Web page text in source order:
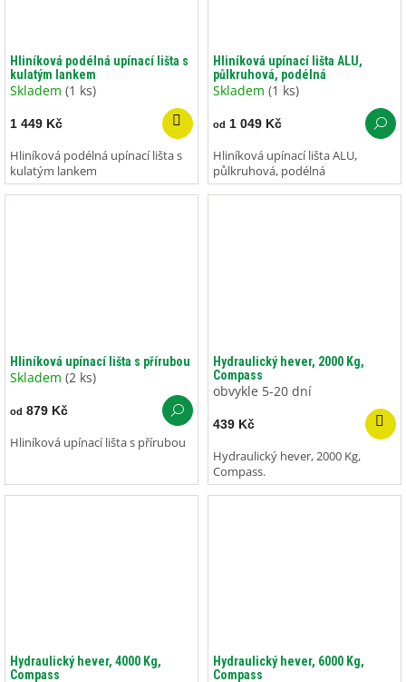
Hliníková podélná upínací lišta s
kulatým lankem
Skladem (1 ks)
1 449 Kč
Hliníková podélná upínací lišta s
kulatým lankem
Hliníková upínací lišta ALU,
půlkruhová, podélná
Skladem (1 ks)
od 1 049 Kč
Hliníková upínací lišta ALU,
půlkruhová, podélná
Hliníková upínací lišta s přírubou
Skladem (2 ks)
od 879 Kč
Hliníková upínací lišta s přírubou
Hydraulický hever, 2000 Kg,
Compass
obvykle 5-20 dní
439 Kč
Hydraulický hever, 2000 Kg,
Compass.
Hydraulický hever, 4000 Kg,
Compass
Hydraulický hever, 6000 Kg,
Compass